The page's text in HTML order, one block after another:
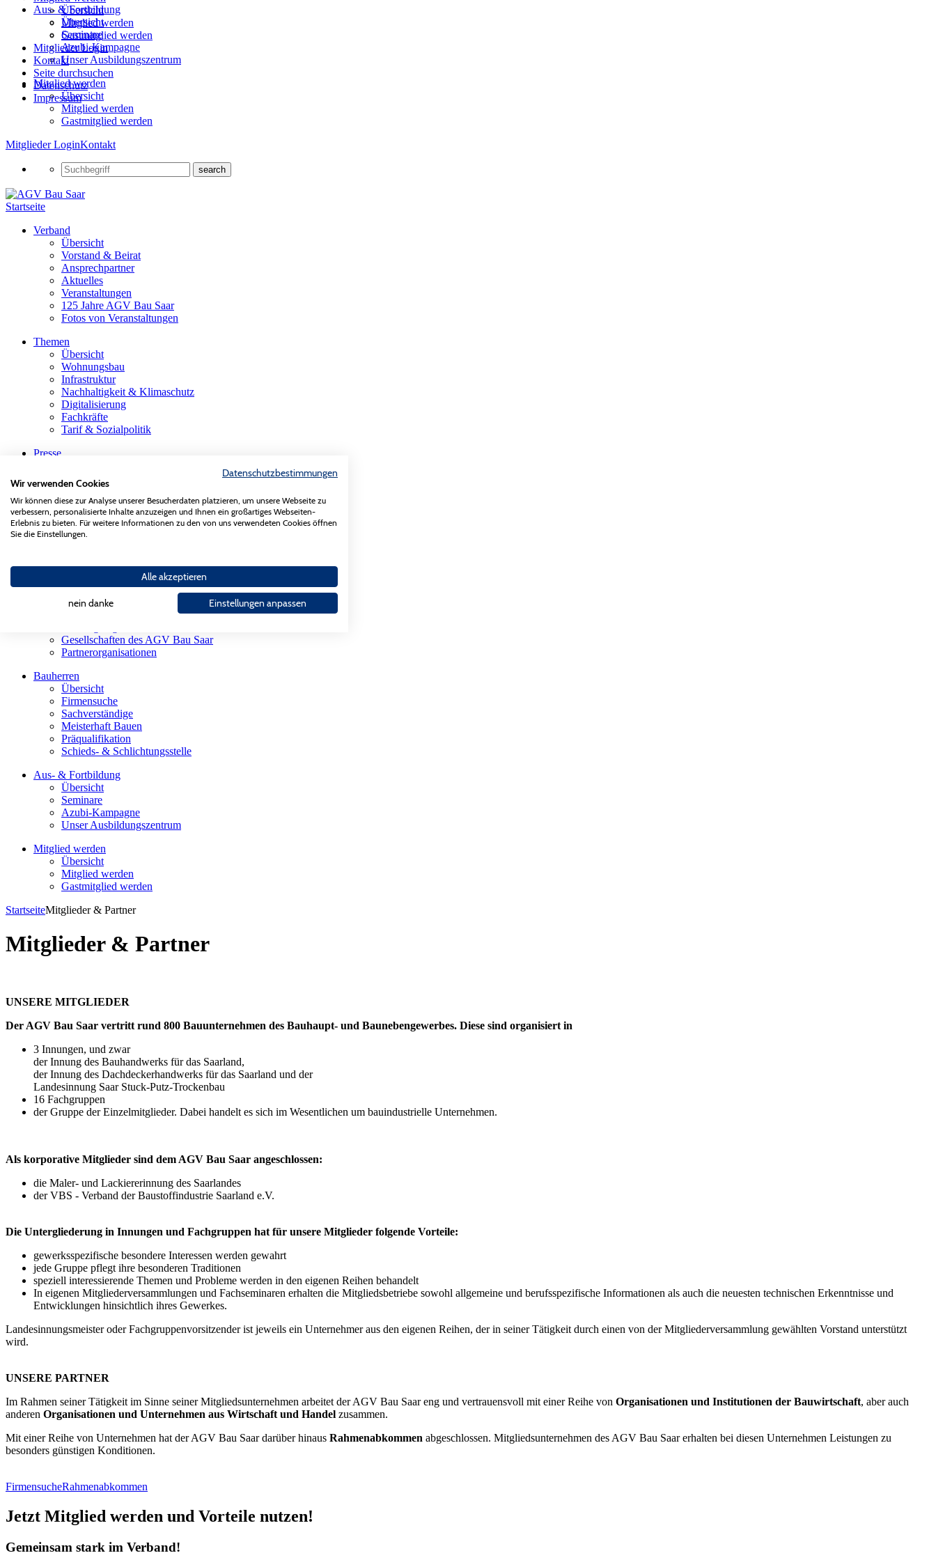
Übersicht
Mitglied werden
Gastmitglied werden
Mitglieder Login
Kontakt
Seite durchsuchen
Datenschutz
Impressum
Aus- & Fortbildung
Übersicht
Seminare
Azubi-Kampagne
Unser Ausbildungszentrum
Mitglied werden
Übersicht
Mitglied werden
Gastmitglied werden
Mitglieder LoginKontakt
Startseite
Verband
Übersicht
Vorstand & Beirat
Ansprechpartner
Aktuelles
Veranstaltungen
125 Jahre AGV Bau Saar
Fotos von Veranstaltungen
Themen
Übersicht
Wohnungsbau
Infrastruktur
Nachhaltigkeit & Klimaschutz
Digitalisierung
Fachkräfte
Tarif & Sozialpolitik
Presse
Pressemeldungen
Pressekonferenzen
Pressefotos
Saar Bau Report
Mitglieder & Partner
Firmensuche
Die saarländische Bauindustrie
Innungen & Fachgruppen
Gastmitglieder
VBS-Verband der Baustoffindustrie
Gesellschaften des AGV Bau Saar
Partnerorganisationen
Bauherren
Übersicht
Firmensuche
Sachverständige
Meisterhaft Bauen
Präqualifikation
Schieds- & Schlichtungsstelle
Aus- & Fortbildung
Übersicht
Seminare
Azubi-Kampagne
Unser Ausbildungszentrum
Mitglied werden
Übersicht
Mitglied werden
Gastmitglied werden
StartseiteMitglieder & Partner
Mitglieder & Partner
UNSERE MITGLIEDER
Der AGV Bau Saar vertritt rund 800 Bauunternehmen des Bauhaupt- und Baunebengewerbes. Diese sind organisiert in
3 Innungen, und zwar
der Innung des Bauhandwerks für das Saarland,
der Innung des Dachdeckerhandwerks für das Saarland und der
Landesinnung Saar Stuck-Putz-Trockenbau
16 Fachgruppen
der Gruppe der Einzelmitglieder. Dabei handelt es sich im Wesentlichen um bauindustrielle Unternehmen.
Als korporative Mitglieder sind dem AGV Bau Saar angeschlossen:
die Maler- und Lackiererinnung des Saarlandes
der VBS - Verband der Baustoffindustrie Saarland e.V.
Die Untergliederung in Innungen und Fachgruppen hat für unsere Mitglieder folgende Vorteile:
gewerksspezifische besondere Interessen werden gewahrt
jede Gruppe pflegt ihre besonderen Traditionen
speziell interessierende Themen und Probleme werden in den eigenen Reihen behandelt
In eigenen Mitgliederversammlungen und Fachseminaren erhalten die Mitgliedsbetriebe sowohl allgemeine und berufsspezifische Informationen als auch die neuesten technischen Erkenntnisse und
Entwicklungen hinsichtlich ihres Gewerkes.
Landesinnungsmeister oder Fachgruppenvorsitzender ist jeweils ein Unternehmer aus den eigenen Reihen, der in seiner Tätigkeit durch einen von der Mitgliederversammlung gewählten Vorstand unterstützt
wird.
UNSERE PARTNER
Im Rahmen seiner Tätigkeit im Sinne seiner Mitgliedsunternehmen arbeitet der AGV Bau Saar eng und vertrauensvoll mit einer Reihe von Organisationen und Institutionen der Bauwirtschaft, aber auch
anderen Organisationen und Unternehmen aus Wirtschaft und Handel zusammen.
Mit einer Reihe von Unternehmen hat der AGV Bau Saar darüber hinaus Rahmenabkommen abgeschlossen. Mitgliedsunternehmen des AGV Bau Saar erhalten bei diesen Unternehmen Leistungen zu
besonders günstigen Konditionen.
FirmensucheRahmenabkommen
Jetzt Mitglied werden und Vorteile nutzen!
Gemeinsam stark im Verband!
Datenschutzbestimmungen
Wir verwenden Cookies
Wir können diese zur Analyse unserer Besucherdaten platzieren, um unsere Webseite zu
verbessern, personalisierte Inhalte anzuzeigen und Ihnen ein großartiges Webseiten-
Erlebnis zu bieten. Für weitere Informationen zu den von uns verwendeten Cookies öffnen
Sie die Einstellungen.
Alle akzeptieren
nein danke Einstellungen anpassen